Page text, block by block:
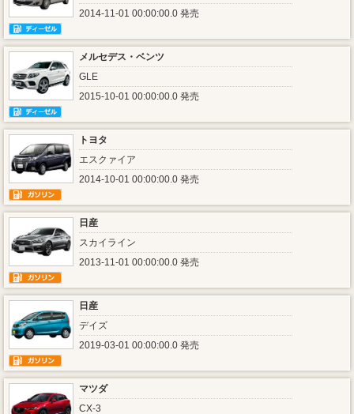
2014-11-01 00:00:00.0 発売
メルセデス・ベンツ
GLE
2015-10-01 00:00:00.0 発売
トヨタ
エスクァイア
2014-10-01 00:00:00.0 発売
日産
スカイライン
2013-11-01 00:00:00.0 発売
日産
デイズ
2019-03-01 00:00:00.0 発売
マツダ
CX-3